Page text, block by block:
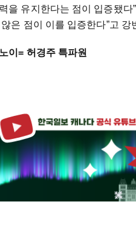
을 유지한다는 점이 입증됐다
않은 점이 이를 입증한다”고 강
이= 허경주 특파원